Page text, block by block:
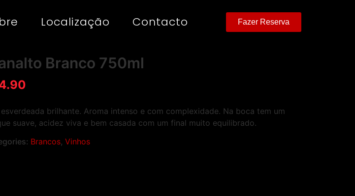
Localização Contacto Fazer Reserva
Branco 750ml
brilhante. Aroma intenso e com complexidade. Na boca tem um
suave, acidez viva e bem casada com um final muito equilibrado.
Brancos, Vinhos